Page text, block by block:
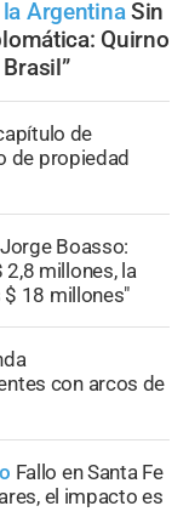
Argentina Sin
Quirno
de
de propiedad
Jorge Boasso:
millones, la
$ 18 millones"
con arcos de
Fallo en Santa Fe
el impacto es